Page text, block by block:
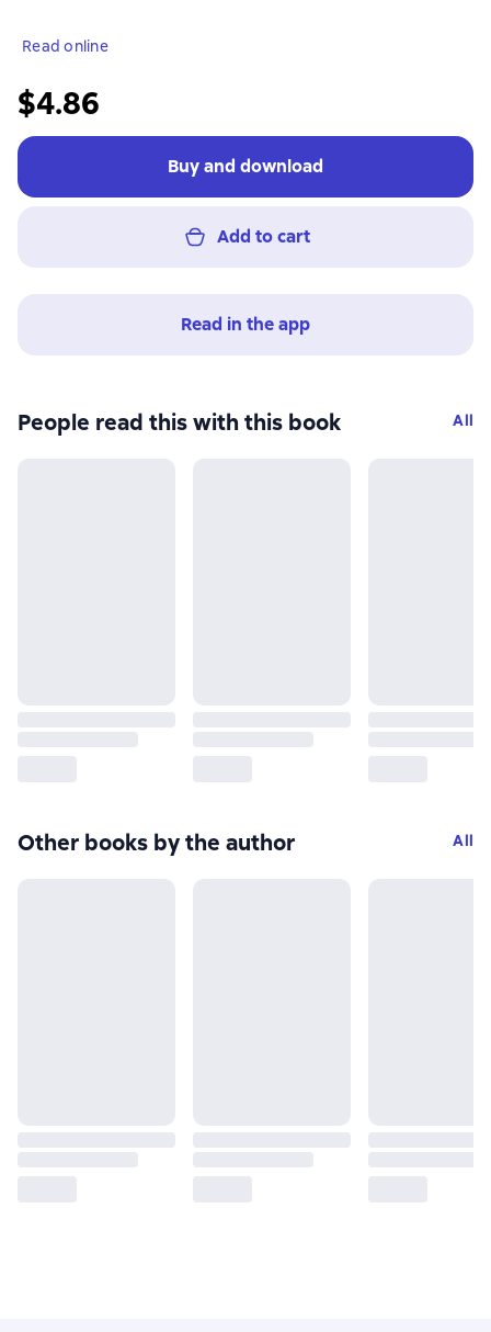
Read online
$4.86
Buy and download
Add to cart
Read in the app
People read this with this book All
Other books by the author All